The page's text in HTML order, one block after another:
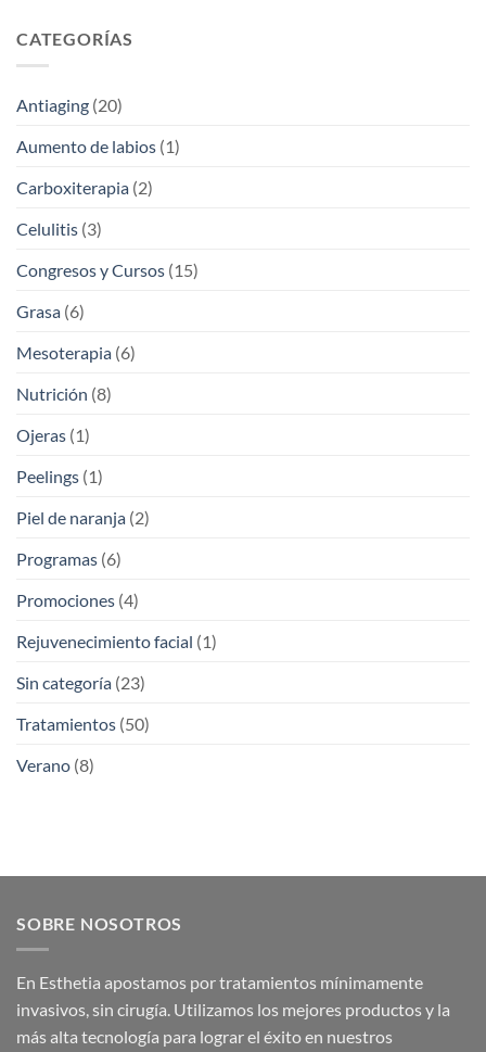
CATEGORÍAS
Antiaging (20)
Aumento de labios (1)
Carboxiterapia (2)
Celulitis (3)
Congresos y Cursos (15)
Grasa (6)
Mesoterapia (6)
Nutrición (8)
Ojeras (1)
Peelings (1)
Piel de naranja (2)
Programas (6)
Promociones (4)
Rejuvenecimiento facial (1)
Sin categoría (23)
Tratamientos (50)
Verano (8)
SOBRE NOSOTROS
En Esthetia apostamos por tratamientos mínimamente
invasivos, sin cirugía. Utilizamos los mejores productos y la
más alta tecnología para lograr el éxito en nuestros